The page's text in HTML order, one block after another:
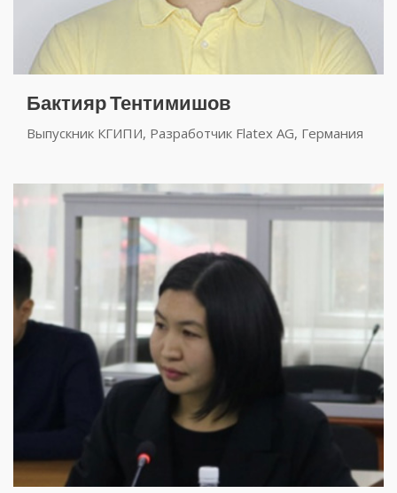
Бактияр Тентимишов
Выпускник КГИПИ, Разработчик Flatex AG, Германия